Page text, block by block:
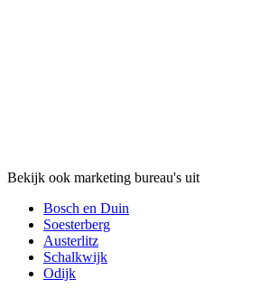
Bekijk ook marketing bureau's uit
Bosch en Duin
Soesterberg
Austerlitz
Schalkwijk
Odijk